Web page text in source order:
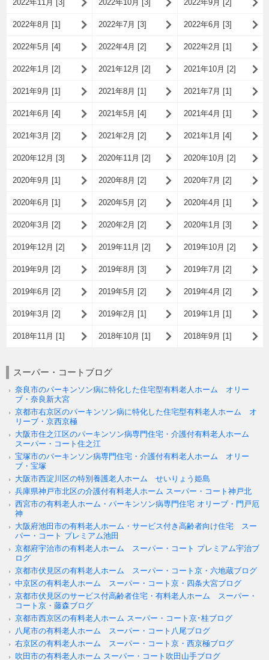
2022年11月 [3] 2022年10月 [3] 2022年9月 [2]
2022年8月 [1] 2022年7月 [3] 2022年6月 [3]
2022年5月 [4] 2022年4月 [2] 2022年2月 [1]
2022年1月 [2] 2021年12月 [2] 2021年10月 [2]
2021年9月 [1] 2021年8月 [1] 2021年7月 [1]
2021年6月 [4] 2021年5月 [4] 2021年4月 [1]
2021年3月 [2] 2021年2月 [2] 2021年1月 [4]
2020年12月 [3] 2020年11月 [2] 2020年10月 [2]
2020年9月 [1] 2020年8月 [2] 2020年7月 [2]
2020年6月 [1] 2020年5月 [2] 2020年4月 [1]
2020年3月 [2] 2020年2月 [2] 2020年1月 [3]
2019年12月 [2] 2019年11月 [2] 2019年10月 [2]
2019年9月 [2] 2019年8月 [3] 2019年7月 [2]
2019年6月 [2] 2019年5月 [2] 2019年4月 [2]
2019年3月 [2] 2019年2月 [1] 2019年1月 [1]
2018年11月 [1] 2018年10月 [1] 2018年9月 [1]
スーパー・コートブログ
奈良市のパーキンソン病に特化した住宅型有料老人ホーム オリー
ブ・奈良新大宮
京都市右京区のパーキンソン病に特化した住宅型有料老人ホーム オ
リーブ・京西京極
大阪市住之江区のパーキンソン病専門住宅・介護付有料老人ホーム
スーパー・コート住之江
宝塚市のパーキンソン病専門住宅・介護付有料老人ホーム オリー
ブ・宝塚
大阪市西淀川区の特別養護老人ホーム せいりょう姫島
兵庫県神戸市北区の介護付有料老人ホーム スーパー・コート神戸北
西宮市の有料老人ホーム・パーキンソン病専門住宅 オリーブ・門戸厄
神
大阪府池田市の有料老人ホーム・サービス付き高齢者向け住宅 スー
パー・コート プレミアム池田
京都府宇治市の有料老人ホーム スーパー・コート プレミアム宇治ブ
ログ
京都市伏見区の有料老人ホーム スーパー・コート京・六地蔵ブログ
中京区の有料老人ホーム スーパー・コート京・四条大宮ブログ
京都市伏見区のサービス付高齢者住宅・有料老人ホーム スーパー・
コート京・藤森ブログ
京都市西京区の有料老人ホーム スーパー・コート京･桂ブログ
八尾市の有料老人ホーム スーパー・コート八尾ブログ
右京区の有料老人ホーム スーパー・コート京・西京極ブログ
吹田市の有料老人ホーム スーパー・コート吹田山手ブログ